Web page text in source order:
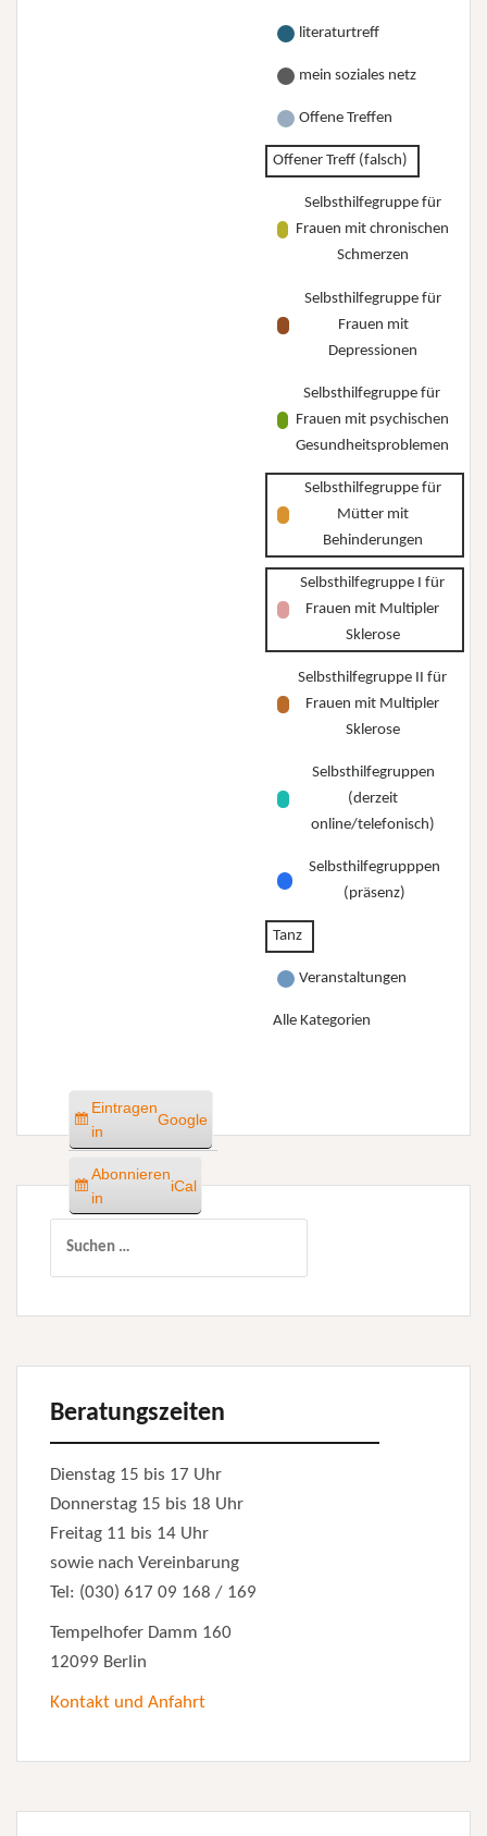
literaturtreff
mein soziales netz
Offene Treffen
Offener Treff (falsch)
Selbsthilfegruppe für
Frauen mit chronischen
Schmerzen
Selbsthilfegruppe für
Frauen mit
Depressionen
Selbsthilfegruppe für
Frauen mit psychischen
Gesundheitsproblemen
Selbsthilfegruppe für
Mütter mit
Behinderungen
Selbsthilfegruppe I für
Frauen mit Multipler
Sklerose
Selbsthilfegruppe II für
Frauen mit Multipler
Sklerose
Selbsthilfegruppen
(derzeit
online/telefonisch)
Selbsthilfegrupppen
(präsenz)
Tanz
Veranstaltungen
Alle Kategorien
Eintragen
in
Google
Abonnieren
in
iCal
Beratungszeiten
Dienstag 15 bis 17 Uhr
Donnerstag 15 bis 18 Uhr
Freitag 11 bis 14 Uhr
sowie nach Vereinbarung
Tel: (030) 617 09 168 / 169
Tempelhofer Damm 160
12099 Berlin
Kontakt und Anfahrt